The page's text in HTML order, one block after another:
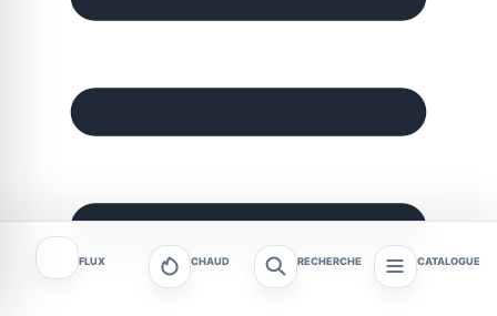
FLUX CHAUD RECHERCHE CATALOGUE